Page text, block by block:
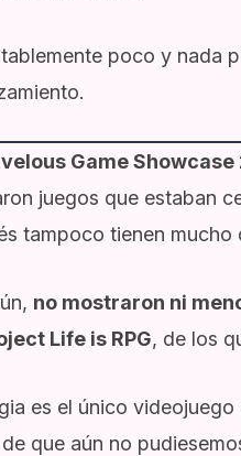
poco y nada
Game
juegos que estaban
tampoco tienen mucho
no mostraron ni
Life is RPG, de los
es el único
que aún no